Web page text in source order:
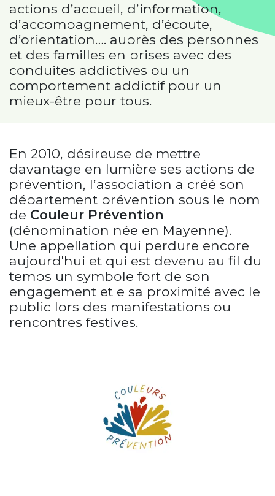
actions d’accueil, d’information,
d’accompagnement, d’écoute,
d’orientation…. auprès des personnes
et des familles en prises avec des
conduites addictives ou un
comportement addictif pour un
mieux-être pour tous.
En 2010, désireuse de mettre
davantage en lumière ses actions de
prévention, l’association a créé son
département prévention sous le nom
de Couleur Prévention
(dénomination née en Mayenne).
Une appellation qui perdure encore
aujourd'hui et qui est devenu au fil du
temps un symbole fort de son
engagement et e sa proximité avec le
public lors des manifestations ou
rencontres festives.